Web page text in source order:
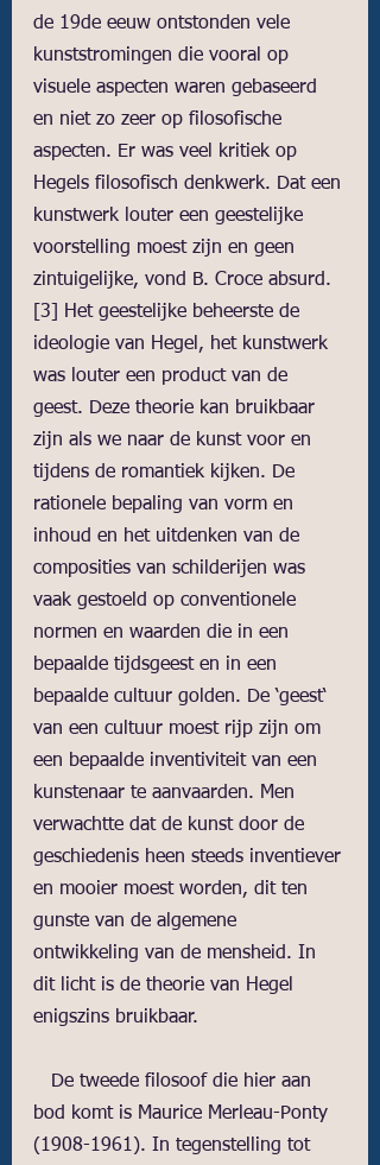
de 19de eeuw ontstonden vele
kunststromingen die vooral op
visuele aspecten waren gebaseerd
en niet zo zeer op filosofische
aspecten. Er was veel kritiek op
Hegels filosofisch denkwerk. Dat een
kunstwerk louter een geestelijke
voorstelling moest zijn en geen
zintuigelijke, vond B. Croce absurd.
[3]
Het geestelijke beheerste de
ideologie van Hegel, het kunstwerk
was louter een product van de
geest. Deze theorie kan bruikbaar
zijn als we naar de kunst voor en
tijdens de romantiek kijken. De
rationele bepaling van vorm en
inhoud en het uitdenken van de
composities van schilderijen was
vaak gestoeld op conventionele
normen en waarden die in een
bepaalde tijdsgeest en in een
bepaalde cultuur golden. De ‘geest‘
van een cultuur moest rijp zijn om
een bepaalde inventiviteit van een
kunstenaar te aanvaarden. Men
verwachtte dat de kunst door de
geschiedenis heen steeds inventiever
en mooier moest worden, dit ten
gunste van de algemene
ontwikkeling van de mensheid. In
dit licht is de theorie van Hegel
enigszins bruikbaar.
bod komt is Maurice Merleau-Ponty
(1908-1961). In tegenstelling tot